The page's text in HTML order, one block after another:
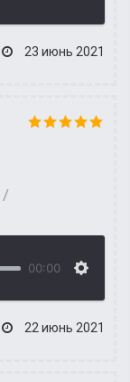
23 июнь 2021
/
00:00
22 июнь 2021